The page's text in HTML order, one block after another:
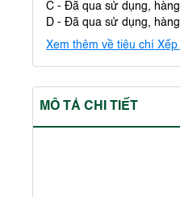
C - Đã qua sử dụng,
D - Đã qua sử dụng,
Xem thêm về tiêu chí
MÔ TẢ CHI TIẾT